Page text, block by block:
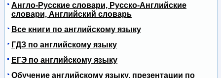
Англо-Русские словари, Русско-Английские
словари, Английский словарь
Все книги по английскому языку
ГДЗ по английскому языку
ЕГЭ по английскому языку
Обучение английскому языку, презентации по